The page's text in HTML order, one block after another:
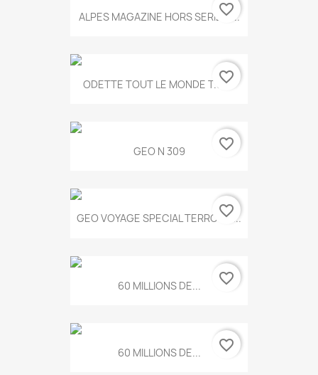
ALPES MAGAZINE HORS SERIE N...
favorite_border
ODETTE TOUT LE MONDE T.546
favorite_border
GEO N 309 favorite_border
GEO VOYAGE SPECIAL TERROIRS...
favorite_border
60 MILLIONS DE... favorite_border
60 MILLIONS DE... favorite_border